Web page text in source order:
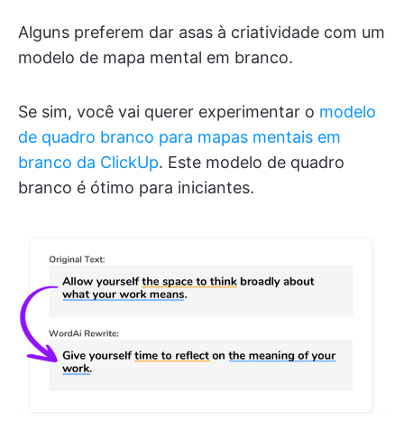
Alguns preferem dar asas à criatividade com um
modelo de mapa mental em branco.
Se sim, você vai querer experimentar o modelo
de quadro branco para mapas mentais em
branco da ClickUp. Este modelo de quadro
branco é ótimo para iniciantes.